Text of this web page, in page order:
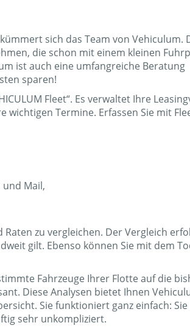
sich das Team von Vehiculum.
die schon mit einem kleinen
ist auch eine umfangreiche Beratung
sparen!
Fleet“. Es verwaltet Ihre
wichtigen Termine. Erfassen Sie mit
Mail,
zu vergleichen. Der Vergleich
gilt. Ebenso können Sie mit dem
Fahrzeuge Ihrer Flotte auf die
Diese Analysen bietet Ihnen
Sie funktioniert ganz einfach: Sie
sehr unkompliziert.